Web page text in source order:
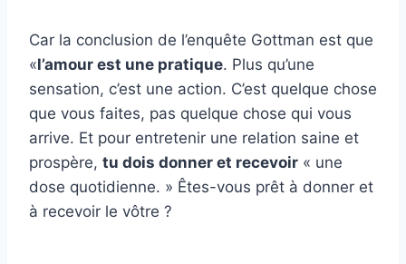
Car la conclusion de l’enquête Gottman est que
«l’amour est une pratique. Plus qu’une
sensation, c’est une action. C’est quelque chose
que vous faites, pas quelque chose qui vous
arrive. Et pour entretenir une relation saine et
prospère, tu dois donner et recevoir « une
dose quotidienne. » Êtes-vous prêt à donner et
à recevoir le vôtre ?